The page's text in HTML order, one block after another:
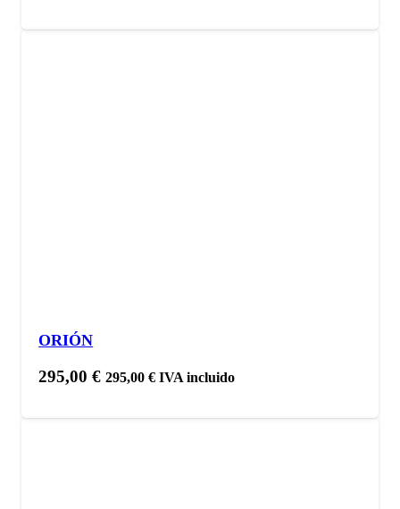
ORIÓN
295,00€ 295,00€ IVA incluido